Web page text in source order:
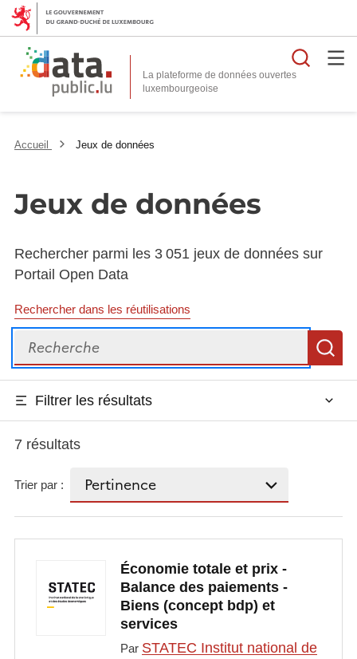
La plateforme de données ouvertes
Accueil Jeux de données
Jeux de données
Rechercher parmi les 3 051 jeux de données sur
Portail Open Data
Rechercher dans les réutilisations
Recherche
Filtrer les résultats
7 résultats
Trier par :
Économie totale et prix -
Balance des paiements -
Biens (concept bdp) et
services
Par STATEC Institut national de